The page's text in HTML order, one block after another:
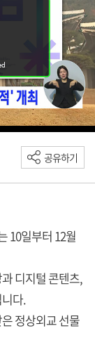
공유하기
10일부터 12월
디지털 콘텐츠,
다.
정상외교 선물